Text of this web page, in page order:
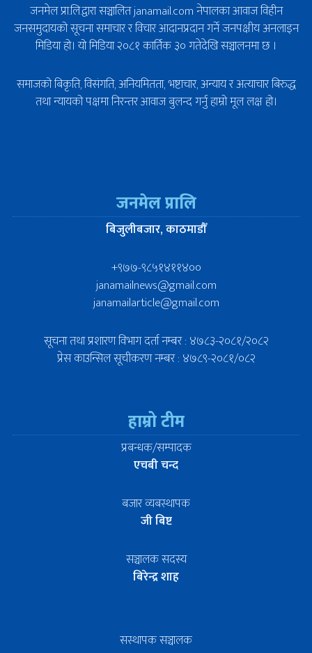
जनमेल प्रा.लि.द्वारा सञ्चालित janamail.com नेपालका आवाज विहीन
जनसमुदायको सूचना समाचार र विचार आदानप्रदान गर्ने जनपक्षीय अनलाइन
मिडिया हो। यो मिडिया २०८१ कार्तिक ३० गतेदेखि सञ्चालनमा छ ।
समाजको बिकृति, विसंगति, अनियमितता, भष्टाचार, अन्याय र अत्याचार बिरुद्ध
तथा न्यायको पक्षमा निरन्तर आवाज बुलन्द गर्नु हाम्रो मूल लक्ष हो।
जनमेल प्रालि
बिजुलीबजार, काठमाडौँ
+९७७-९८५१४११४००
janamailnews@gmail.com
janamailarticle@gmail.com
सूचना तथा प्रशारण विभाग दर्ता नम्बर : ४७८३-२०८१/२०८२
प्रेस काउन्सिल सूचीकरण नम्बर : ४७८९-२०८१/०८२
हाम्रो टीम
प्रबन्धक/सम्पादक
एचबी चन्द
बजार व्यबस्थापक
जी बिष्ट
सञ्चालक सदस्य
बिरेन्द्र शाह
सस्थापक सञ्चालक